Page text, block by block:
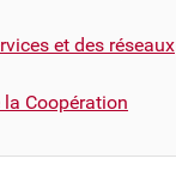
et des réseaux
Coopération